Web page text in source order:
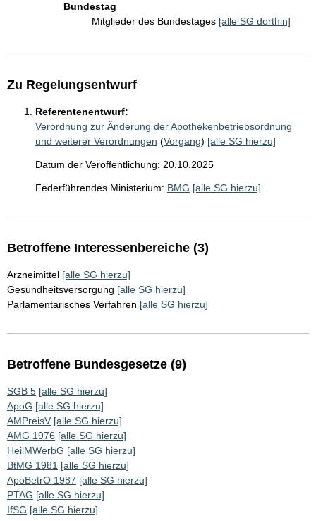
Bundestag
Mitglieder des Bundestages [alle SG dorthin]
Zu Regelungsentwurf
Referentenentwurf:
Verordnung zur Änderung der Apothekenbetriebsordnung
und weiterer Verordnungen (Vorgang) [alle SG hierzu]
Datum der Veröffentlichung: 20.10.2025
Federführendes Ministerium: BMG [alle SG hierzu]
Betroffene Interessenbereiche (3)
Arzneimittel [alle SG hierzu]
Gesundheitsversorgung [alle SG hierzu]
Parlamentarisches Verfahren [alle SG hierzu]
Betroffene Bundesgesetze (9)
SGB 5 [alle SG hierzu]
ApoG [alle SG hierzu]
AMPreisV [alle SG hierzu]
AMG 1976 [alle SG hierzu]
HeilMWerbG [alle SG hierzu]
BtMG 1981 [alle SG hierzu]
ApoBetrO 1987 [alle SG hierzu]
PTAG [alle SG hierzu]
IfSG [alle SG hierzu]